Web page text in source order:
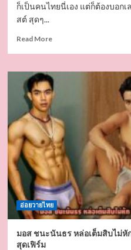
ก็เป็นคนไทยนี่เอง แต่ก็ต้องบอก
สต์ สุดๆ...
Read MoreRead
Yoo
Hwangdo
หล่อ
หน้า
ใส
ขวัญ
ใจ
สาวๆ
พร้อม
ผล
งาน
เป้า
ตุง
หุ่น
สุด
แซ่บ
อ่อยวายไทย
มอส ชนะนันธร หล่อเต็มสิบไม่หั
สุดเฟิร์ม